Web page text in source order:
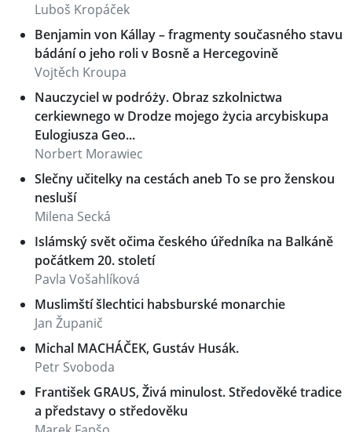
Luboš Kropáček
Benjamin von Kállay – fragmenty současného stavu
bádání o jeho roli v Bosně a Hercegovině
Vojtěch Kroupa
Nauczyciel w podróży. Obraz szkolnictwa
cerkiewnego w Drodze mojego życia arcybiskupa
Eulogiusza Geo...
Norbert Morawiec
Slečny učitelky na cestách aneb To se pro ženskou
nesluší
Milena Secká
Islámský svět očima českého úředníka na Balkáně
počátkem 20. století
Pavla Vošahlíková
Muslimští šlechtici habsburské monarchie
Jan Županič
Michal MACHÁČEK, Gustáv Husák.
Petr Svoboda
František GRAUS, Živá minulost. Středověké tradice
a představy o středověku